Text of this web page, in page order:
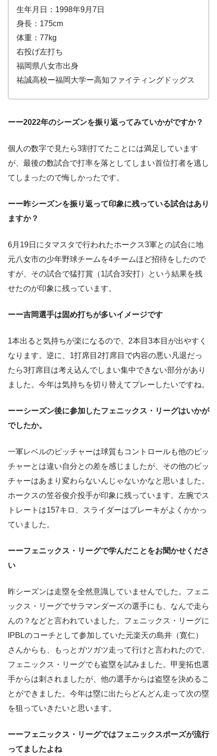
生年月日：1998年9月7日
身長：175cm
体重：77kg
右投げ左打ち
福岡県八女市出身
祐誠高校ー福岡大学ー高知ファイティングドッグス
ーー2022年のシーズンを振り返ってみていかがですか？
個人の数字で見たら3割打てたことには満足しています
が、最後の数試合で打率を落としてしまい首位打者を逃し
てしまったので悔しかったです。
ーー昨シーズンを振り返って印象に残っている試合はあり
ますか？
6月19日にタマスタで行われたホークス3軍との試合に地
元八女市の少年野球チームを4チームほど招待をしたので
すが、その試合で猛打賞（1試合3安打）という結果を残
せたのが印象に残っています。
ーー吉岡選手は固め打ちが多いイメージです
1本出ると気持ちが楽になるので、2本目3本目が出やすく
なります。逆に、1打席目2打席目で内容の悪い凡退だっ
たら3打席目は考え込んでしまい集中できない部分があり
ました。今年は気持ちを切り替えてプレーしたいですね。
ーーシーズン後に参加したフェニックス・リーグはいかが
でしたか。
一軍レベルのピッチャーは球質もコントロールも他のピッ
チャーとは違い自分との差を感じましたが、その他のピッ
チャーはあまり変わらないんじゃないかなと思いました。
ホークスの笠谷俊介投手が印象に残っています。左腕でス
トレートは157キロ、スライダーはブレーキがよくかかっ
ていました。
ーーフェニックス・リーグで学んだことをお聞かせくださ
い
昨シーズンは走塁を全然意識していませんでした。フェニ
ックス・リーグでサラマンダーズの選手にも、なんで走ら
んの？などと言われていました。フェニックス・リーグに
IPBLのコーチとして参加していた元楽天の島井（寛仁）
さんからも、もっとガツガツ走って行けと言われたので、
フェニックス・リーグでも盗塁を試みました。甲斐拓也選
手からは刺されましたが、他の選手からは盗塁を決めるこ
とができました。今年は塁に出たらどんどん走って次の塁
を狙っていきたいと思います。
ーーフェニックス・リーグではフェニックスポーズが流行
ってましたよね